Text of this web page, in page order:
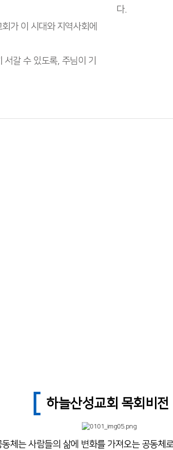
가 이 시대와 지역사회에
갈 수 있도록, 주님이 기
다.
하늘산성교회 목회비전
체는 사람들의 삶에 변화를 가져오는 공동체